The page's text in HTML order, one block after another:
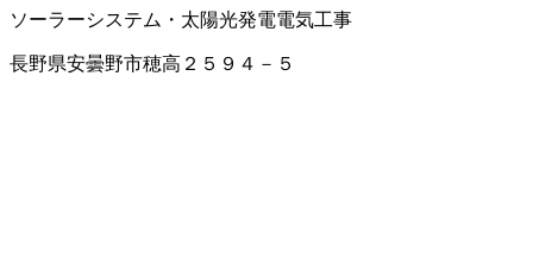
ソーラーシステム・太陽光発電電気工事
長野県安曇野市穂高２５９４－５